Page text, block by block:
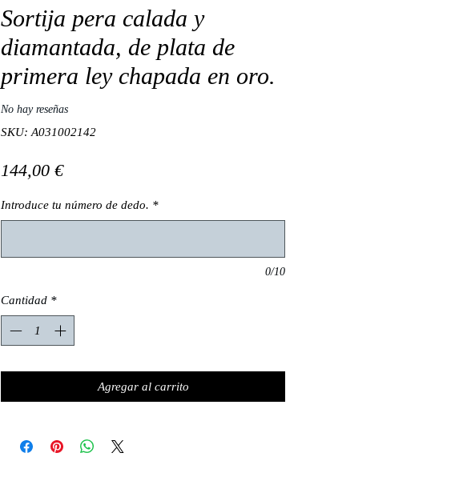
Sortija pera calada y
diamantada, de plata de
primera ley chapada en oro.
No hay reseñas
SKU: A031002142
144,00 €Precio
Introduce tu número de dedo. *
0/10
Cantidad *
Agregar al carrito